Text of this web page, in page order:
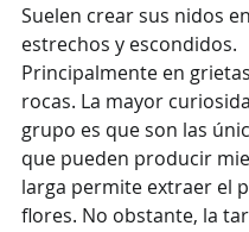
Suelen crear sus nidos
estrechos y escondidos.
Principalmente en
rocas. La mayor
grupo es que son las
que pueden producir
larga permite extraer el
flores. No obstante, la